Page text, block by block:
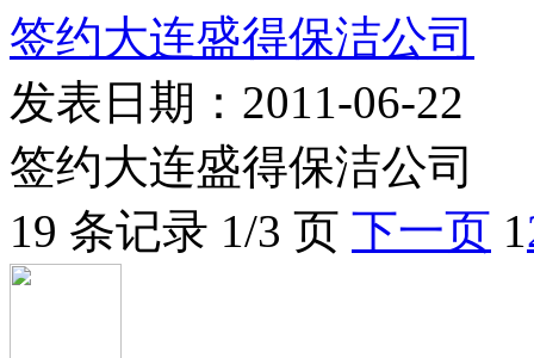
签约大连盛得保洁公司
发表日期：2011-06-22
签约大连盛得保洁公司
19 条记录 1/3 页 下一页 1